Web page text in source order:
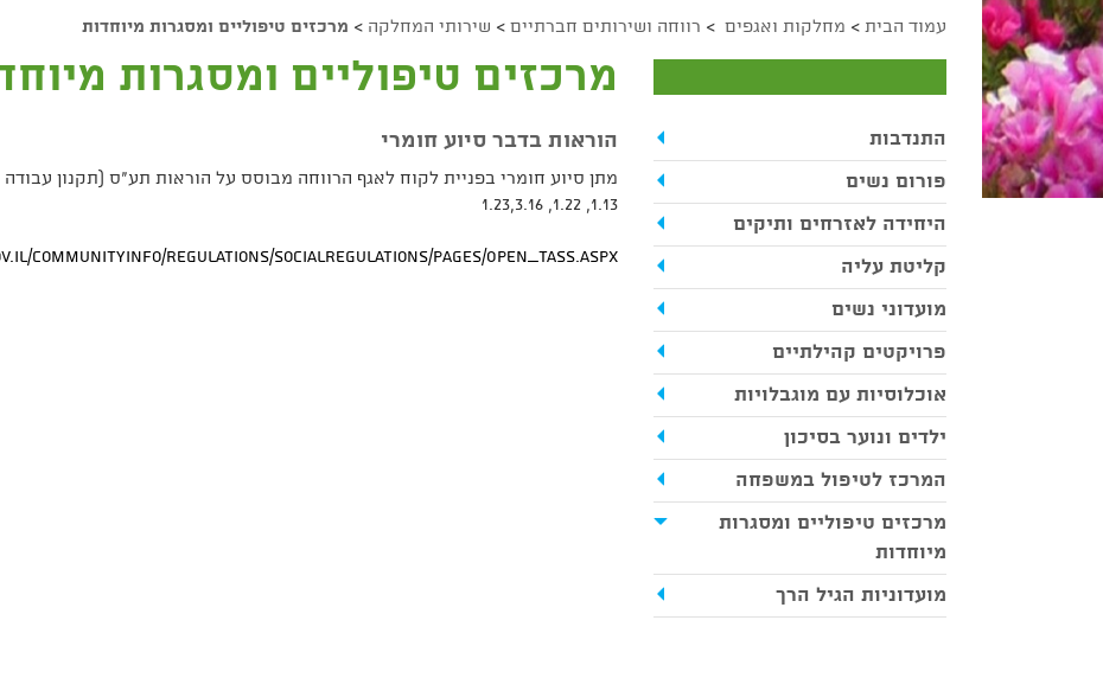
עמוד הבית > מחלקות ואגפים > רווחה ושירותים חברתיים > שירותי המחלקה > מרכזים טיפוליים ומסגרות מיוחדות
מרכזים טיפוליים ומסגרות
הוראות בדבר סיוע חומרי
1.13, 1.22, 1.23,3.16
CommunityInfo/Regulations/SocialRegulations/Pages/Open_Tass.aspx
התנדבות
פורום נשים
היחידה לאזרחים ותיקים
קליטת עליה
מועדוני נשים
פרויקטים קהילתיים
אוכלוסיות עם מוגבלויות
ילדים ונוער בסיכון
המרכז לטיפול במשפחה
מרכזים טיפוליים ומסגרות
מיוחדות
מועדוניות הגיל הרך